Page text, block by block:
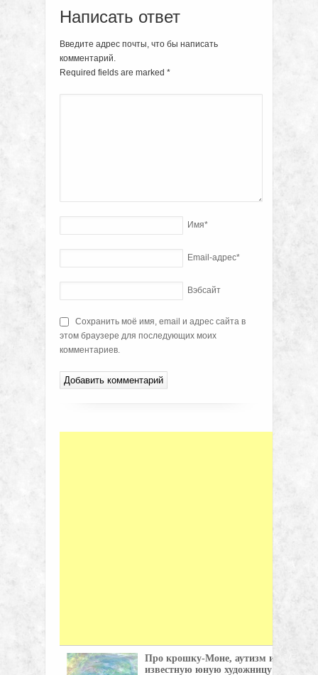
Написать ответ
Введите адрес почты, что бы написать
комментарий.
Required fields are marked *
Имя*
Email-адрес*
Вэбсайт
Сохранить моё имя, email и адрес сайта в
этом браузере для последующих моих
комментариев.
Про крошку-Моне, аутизм и
известную юную художницу